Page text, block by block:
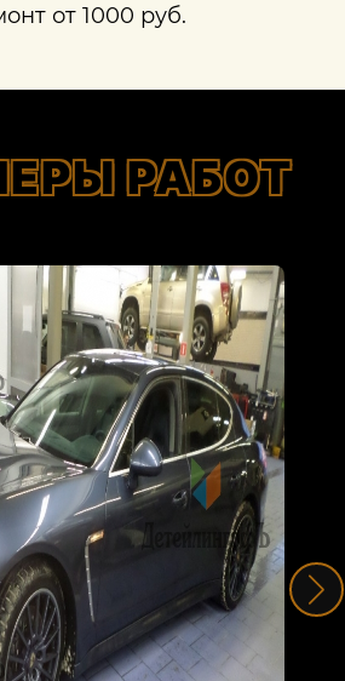
от 1000 руб.
РАБОТ